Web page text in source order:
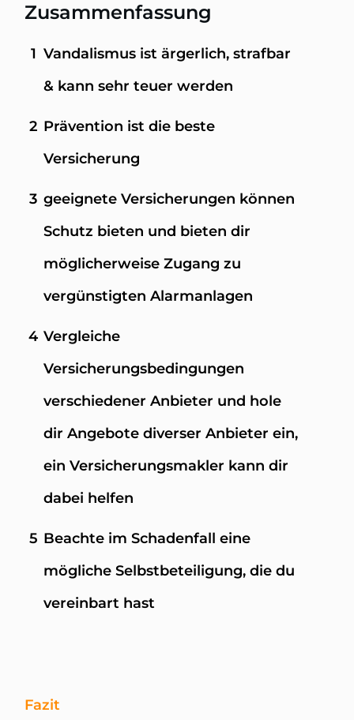
Zusammenfassung
1 Vandalismus ist ärgerlich, strafbar
& kann sehr teuer werden
2 Prävention ist die beste
Versicherung
3 geeignete Versicherungen können
Schutz bieten und bieten dir
möglicherweise Zugang zu
vergünstigten Alarmanlagen
4 Vergleiche
Versicherungsbedingungen
verschiedener Anbieter und hole
dir Angebote diverser Anbieter ein,
ein Versicherungsmakler kann dir
dabei helfen
5 Beachte im Schadenfall eine
mögliche Selbstbeteiligung, die du
vereinbart hast
Fazit